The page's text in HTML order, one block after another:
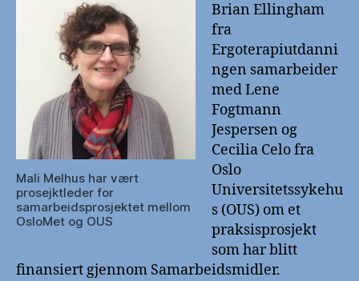
Mali Melhus har vært
prosejktleder for
samarbeidsprosjektet mellom
OsloMet og OUS
Brian Ellingham
fra
Ergoterapiutdanni
ngen samarbeider
med Lene
Fogtmann
Jespersen og
Cecilia Celo fra
Oslo
Universitetssykehu
s (OUS) om et
praksisprosjekt
som har blitt
finansiert gjennom Samarbeidsmidler.